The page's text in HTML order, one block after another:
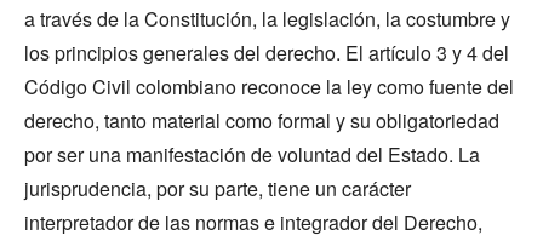
a través de la Constitución, la legislación, la costumbre y
los principios generales del derecho. El artículo 3 y 4 del
Código Civil colombiano reconoce la ley como fuente del
derecho, tanto material como formal y su obligatoriedad
por ser una manifestación de voluntad del Estado. La
jurisprudencia, por su parte, tiene un carácter
interpretador de las normas e integrador del Derecho,